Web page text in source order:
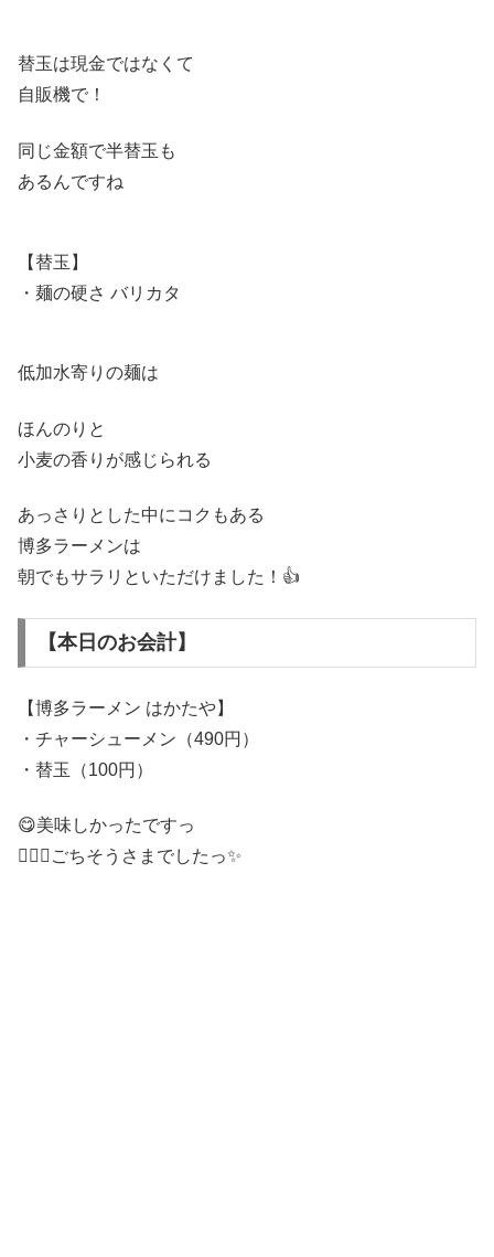
替玉は現金ではなくて
自販機で！
同じ金額で半替玉も
あるんですね
【替玉】
・麺の硬さ バリカタ
低加水寄りの麺は
ほんのりと
小麦の香りが感じられる
あっさりとした中にコクもある
博多ラーメンは
朝でもサラリといただけました！👍
【本日のお会計】
【博多ラーメン はかたや】
・チャーシューメン（490円）
・替玉（100円）
😋美味しかったですっ
🙇🏻‍♂️ごちそうさまでしたっ✨